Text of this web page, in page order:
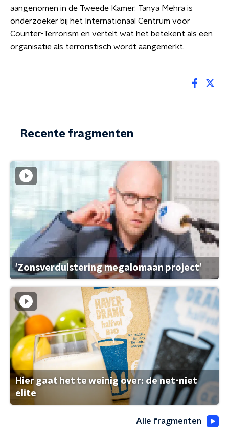
aangenomen in de Tweede Kamer. Tanya Mehra is
onderzoeker bij het Internationaal Centrum voor
Counter-Terrorism en vertelt wat het betekent als een
organisatie als terroristisch wordt aangemerkt.
Recente fragmenten
'Zonsverduistering megalomaan project'
Hier gaat het te weinig over: de net-niet
elite
Alle fragmenten